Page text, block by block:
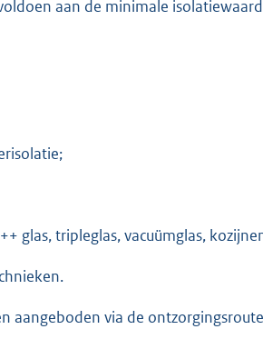
aan de minimale
glas, tripleglas, vacuümglas,
aangeboden via de